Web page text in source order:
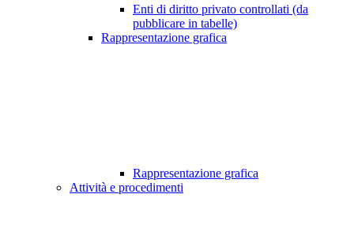
Enti di diritto privato controllati (da
pubblicare in tabelle)
Rappresentazione grafica
Rappresentazione grafica
Attività e procedimenti